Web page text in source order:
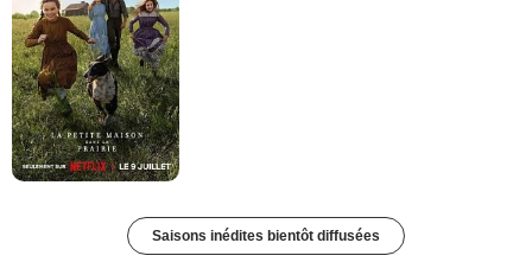
Saisons inédites bientôt diffusées